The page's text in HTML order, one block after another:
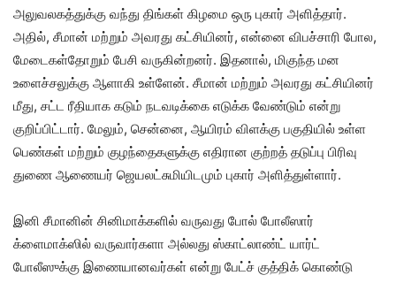
அலுவலகத்துக்கு வந்து திங்கள் கிழமை ஒரு புகார் அளித்தார்.
அதில், சீமான் மற்றும் அவரது கட்சியினர், என்னை விபச்சாரி போல,
மேடைகள்தோறும் பேசி வருகின்றனர். இதனால், மிகுந்த மன
உளைச்சலுக்கு ஆளாகி உள்ளேன். சீமான் மற்றும் அவரது கட்சியினர்
மீது, சட்ட ரீதியாக கடும் நடவடிக்கை எடுக்க வேண்டும் என்று
குறிப்பிட்டார். மேலும், சென்னை, ஆயிரம் விளக்கு பகுதியில் உள்ள
பெண்கள் மற்றும் குழந்தைகளுக்கு எதிரான குற்றத் தடுப்பு பிரிவு
துணை ஆணையர் ஜெயலட்சுமியிடமும் புகார் அளித்துள்ளார்.
இனி சீமானின் சினிமாக்களில் வருவது போல் போலீஸார்
க்ளைமாக்ஸில் வருவார்களா அல்லது ஸ்காட்லாண்ட் யார்ட்
போலீஸுக்கு இணையானவர்கள் என்று பேட்ச் குத்திக் கொண்டு